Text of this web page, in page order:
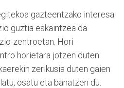
gazteentzako interesa
guztia eskaintzea da
zentroetan. Hori
horietara jotzen duten
zerikusia duten gaien
osatu eta banatzen du: